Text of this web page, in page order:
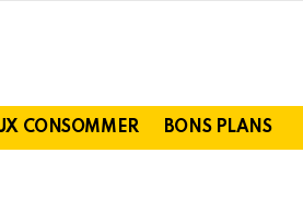
CONSOMMER BONS PLANS